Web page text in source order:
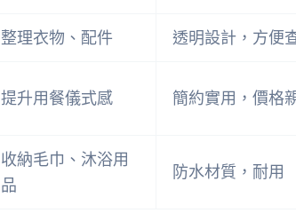
整理衣物、配件 透明設計，方便
提升用餐儀式感 簡約實用，價格
收納毛巾、沐浴用
品
防水材質，耐用